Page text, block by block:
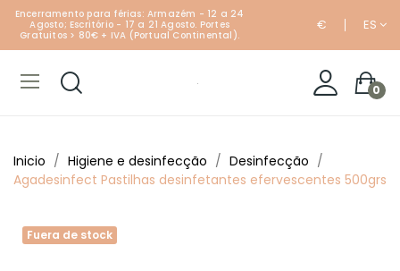
Encerramento para férias: Armazém - 12 a 24
Agosto; Escritório - 17 a 21 Agosto. Portes
Gratuitos > 80€ + IVA (Portual Continental).
€ ES
0
Inicio Higiene e desinfecção
Desinfecção
Agadesinfect Pastilhas desinfetantes efervescentes 500grs
Fuera de stock